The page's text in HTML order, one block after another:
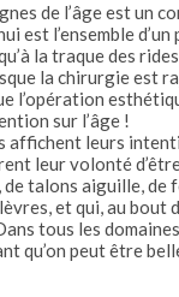
de l’âge est un
est l’ensemble
la traque des
la chirurgie est
l’opération
sur l’âge !
affichent leurs
leur volonté
talons aiguille, de
et qui, au bout
tous les
qu’on peut être